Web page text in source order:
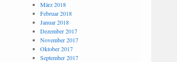
März 2018
Februar 2018
Januar 2018
Dezember 2017
November 2017
Oktober 2017
September 2017